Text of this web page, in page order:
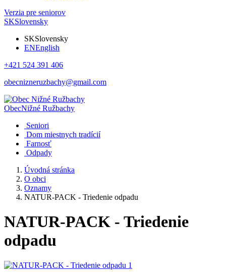
Verzia pre seniorov
SKSlovensky
SKSlovensky
ENEnglish
+421 524 391 406
obecnizneruzbachy@gmail.com
ObecNižné Ružbachy
Seniori
Dom miestnych tradícií
Farnosť
Odpady
Úvodná stránka
O obci
Oznamy
NATUR-PACK - Triedenie odpadu
NATUR-PACK - Triedenie
odpadu